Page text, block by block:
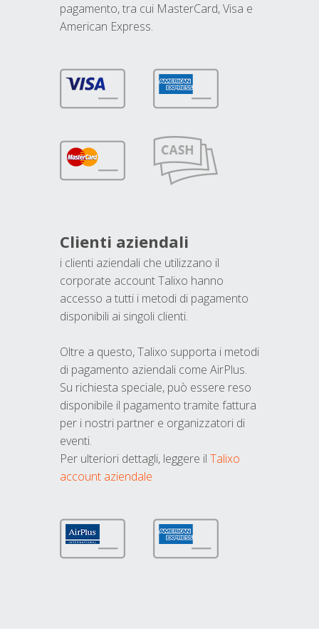
pagamento, tra cui MasterCard, Visa e
American Express.
Clienti aziendali
i clienti aziendali che utilizzano il
corporate account Talixo hanno
accesso a tutti i metodi di pagamento
disponibili ai singoli clienti.
Oltre a questo, Talixo supporta i metodi
di pagamento aziendali come AirPlus.
Su richiesta speciale, può essere reso
disponibile il pagamento tramite fattura
per i nostri partner e organizzatori di
eventi.
Per ulteriori dettagli, leggere il Talixo
account aziendale